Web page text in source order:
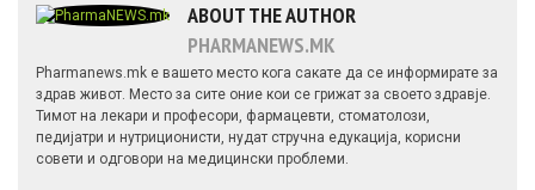
ABOUT THE AUTHOR
PHARMANEWS.MK
Pharmanews.mk е вашето место кога сакате да се информирате за
здрав живот. Место за сите оние кои се грижат за своето здравје.
Тимот на лекари и професори, фармацевти, стоматолози,
педијатри и нутриционисти, нудат стручна едукација, корисни
совети и одговори на медицински проблеми.